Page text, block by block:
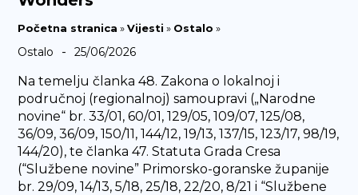
Početna stranica »Vijesti » Ostalo »
Ostalo - 25/06/2026
Na temelju članka 48. Zakona o lokalnoj i
područnoj (regionalnoj) samoupravi („Narodne
novine“ br. 33/01, 60/01, 129/05, 109/07, 125/08,
36/09, 36/09, 150/11, 144/12, 19/13, 137/15, 123/17, 98/19,
144/20), te članka 47. Statuta Grada Cresa
(“Službene novine” Primorsko-goranske županije
br. 29/09, 14/13, 5/18, 25/18, 22/20, 8/21 i “Službene